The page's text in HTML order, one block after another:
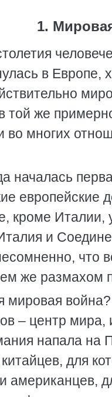
1.
в Европе,
той же
многих
началась
кроме
и
что
же
мировая
– центр
напала на
для
американцев,